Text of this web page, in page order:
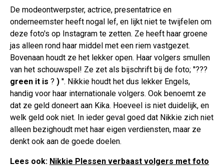
De modeontwerpster, actrice, presentatrice en
onderneemster heeft nogal lef, en lijkt niet te twijfelen om
deze foto's op Instagram te zetten. Ze heeft haar groene
jas alleen rond haar middel met een riem vastgezet.
Bovenaan houdt ze het lekker open. Haar volgers smullen
van het schouwspel! Ze zet als bijschrift bij de foto; ''???
green it is ? ) ''. Nikkie houdt het dus lekker Engels,
handig voor haar internationale volgers. Ook benoemt ze
dat ze geld doneert aan Kika. Hoeveel is niet duidelijk, en
welk geld ook niet. In ieder geval goed dat Nikkie zich niet
alleen bezighoudt met haar eigen verdiensten, maar ze
denkt ook aan de goede doelen.
Lees ook: Nikkie Plessen verbaast volgers met foto